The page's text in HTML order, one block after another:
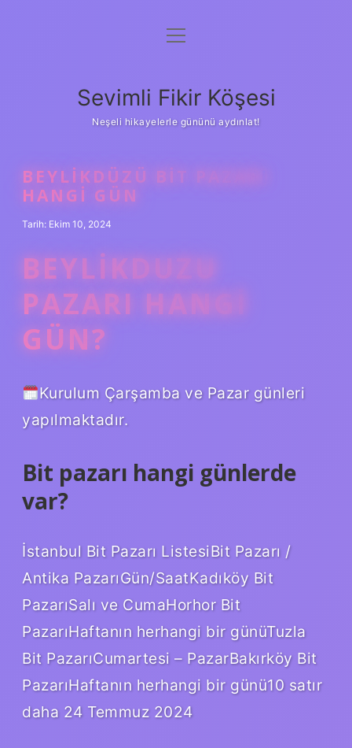
Anasayfa
Yasal Uyarı
menüyü
Sevimli Fikir Köşesi
Neşeli hikayelerle gününü aydınlat!
BEYLIKDÜZÜ BIT PAZARI
HANGI GÜN
Tarih: Ekim 10, 2024
BEYLIKDUZU
PAZARI HANGI
GÜN?
Kurulum Çarşamba ve Pazar günleri
yapılmaktadır.
Bit pazarı hangi günlerde
var?
İstanbul Bit Pazarı ListesiBit Pazarı /
Antika PazarıGün/SaatKadıköy Bit
PazarıSalı ve CumaHorhor Bit
PazarıHaftanın herhangi bir günüTuzla
Bit PazarıCumartesi – PazarBakırköy Bit
PazarıHaftanın herhangi bir günü10 satır
daha 24 Temmuz 2024